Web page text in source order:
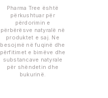
Pharma Tree është
përkushtuar për
përdorimin e
përbërësve natyralë në
produktet e saj. Ne
besojmë në fuqinë dhe
përfitimet e bimëve dhe
substancave natyrale
për shëndetin dhe
bukurinë.